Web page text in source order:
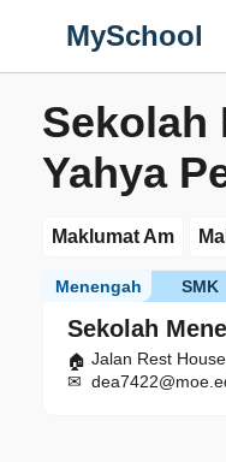
MySchool
Sekolah
Yahya
Maklumat Am
Sekolah
SMK
Menengah
Jalan Rest